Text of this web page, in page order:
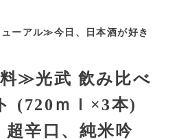
ーアル≫今日、日本酒が好き
≫光武 飲み比べ
(720ｍｌ×3本)
超辛口、純米吟